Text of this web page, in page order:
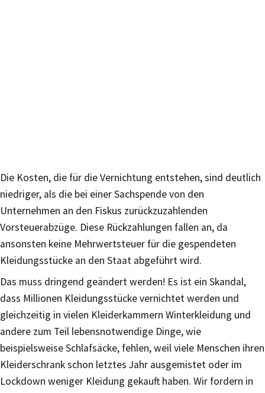
Die Kosten, die für die Vernichtung entstehen, sind deutlich
niedriger, als die bei einer Sachspende von den
Unternehmen an den Fiskus zurückzuzahlenden
Vorsteuerabzüge. Diese Rückzahlungen fallen an, da
ansonsten keine Mehrwertsteuer für die gespendeten
Kleidungsstücke an den Staat abgeführt wird.
Das muss dringend geändert werden! Es ist ein Skandal,
dass Millionen Kleidungsstücke vernichtet werden und
gleichzeitig in vielen Kleiderkammern Winterkleidung und
andere zum Teil lebensnotwendige Dinge, wie
beispielsweise Schlafsäcke, fehlen, weil viele Menschen ihren
Kleiderschrank schon letztes Jahr ausgemistet oder im
Lockdown weniger Kleidung gekauft haben. Wir fordern in